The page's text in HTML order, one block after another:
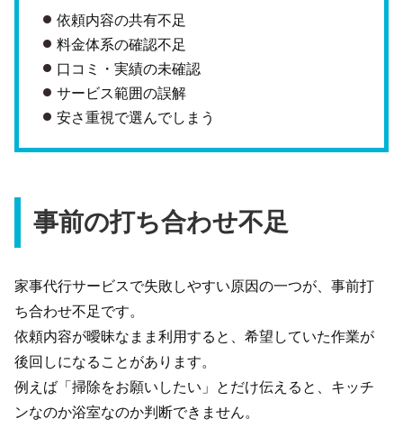
依頼内容の共有不足
料金体系の確認不足
口コミ・実績の未確認
サービス範囲の誤解
安さ重視で選んでしまう
事前の打ち合わせ不足
家事代行サービスで失敗しやすい原因の一つが、事前打
ち合わせ不足です。
依頼内容が曖昧なまま利用すると、希望していた作業が
後回しになることがあります。
例えば「掃除をお願いしたい」とだけ伝えると、キッチ
ンなのか浴室なのか判断できません。